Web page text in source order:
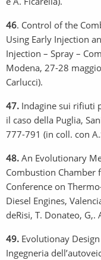
46. Control of the
Using Early Injection
Injection – Spray –
Modena, 27-28
Carlucci).
47. Indagine sui rifiuti
il caso della Puglia,
777-791 (in coll. con
48. An Evolutionary
Combustion Chamber
Conference on
Diesel Engines,
deRisi, T. Donateo, G,.
49. Evolutionay
Ingegneria